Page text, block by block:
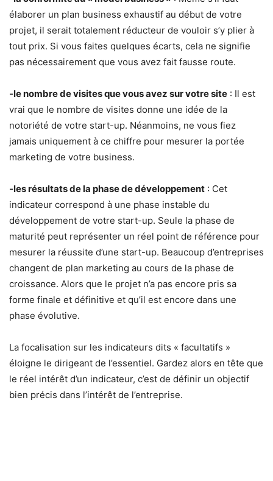
élaborer un plan business exhaustif au début de votre
projet, il serait totalement réducteur de vouloir s’y plier à
tout prix. Si vous faites quelques écarts, cela ne signifie
pas nécessairement que vous avez fait fausse route.
-le nombre de visites que vous avez sur votre site : Il est
vrai que le nombre de visites donne une idée de la
notoriété de votre start-up. Néanmoins, ne vous fiez
jamais uniquement à ce chiffre pour mesurer la portée
marketing de votre business.
-les résultats de la phase de développement : Cet
indicateur correspond à une phase instable du
développement de votre start-up. Seule la phase de
maturité peut représenter un réel point de référence pour
mesurer la réussite d’une start-up. Beaucoup d’entreprises
changent de plan marketing au cours de la phase de
croissance. Alors que le projet n’a pas encore pris sa
forme finale et définitive et qu’il est encore dans une
phase évolutive.
La focalisation sur les indicateurs dits « facultatifs »
éloigne le dirigeant de l’essentiel. Gardez alors en tête que
le réel intérêt d’un indicateur, c’est de définir un objectif
bien précis dans l’intérêt de l’entreprise.